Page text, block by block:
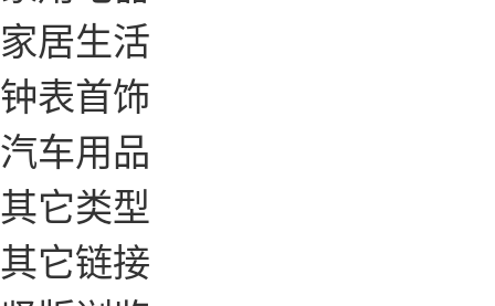
家居生活
钟表首饰
汽车用品
其它类型
其它链接